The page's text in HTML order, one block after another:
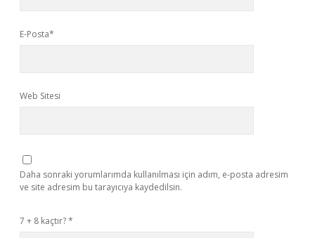
E-Posta*
Web Sitesi
Daha sonraki yorumlarımda kullanılması için adım, e-posta adresim
ve site adresim bu tarayıcıya kaydedilsin.
7 + 8 kaçtır?*